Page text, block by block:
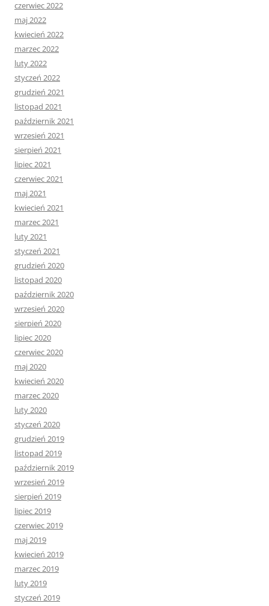
czerwiec 2022
maj 2022
kwiecień 2022
marzec 2022
luty 2022
styczeń 2022
grudzień 2021
listopad 2021
październik 2021
wrzesień 2021
sierpień 2021
lipiec 2021
czerwiec 2021
maj 2021
kwiecień 2021
marzec 2021
luty 2021
styczeń 2021
grudzień 2020
listopad 2020
październik 2020
wrzesień 2020
sierpień 2020
lipiec 2020
czerwiec 2020
maj 2020
kwiecień 2020
marzec 2020
luty 2020
styczeń 2020
grudzień 2019
listopad 2019
październik 2019
wrzesień 2019
sierpień 2019
lipiec 2019
czerwiec 2019
maj 2019
kwiecień 2019
marzec 2019
luty 2019
styczeń 2019